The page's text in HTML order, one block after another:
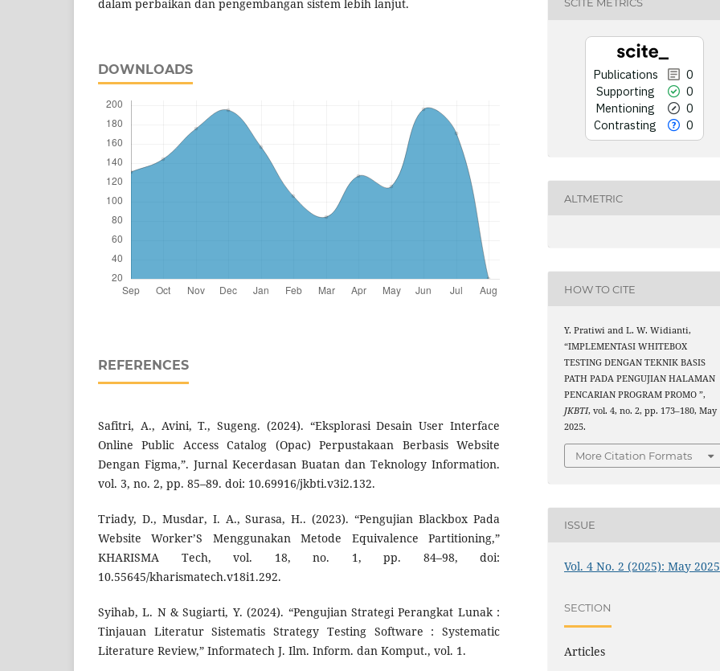
dalam perbaikan dan pengembangan sistem lebih lanjut.
DOWNLOADS
REFERENCES
Safitri, A., Avini, T., Sugeng. (2024). “Eksplorasi Desain User Interface
Online Public Access Catalog (Opac) Perpustakaan Berbasis Website
Dengan Figma,”. Jurnal Kecerdasan Buatan dan Teknology Information.
vol. 3, no. 2, pp. 85–89. doi: 10.69916/jkbti.v3i2.132.
Triady, D., Musdar, I. A., Surasa, H.. (2023). “Pengujian Blackbox Pada
Website Worker’S Menggunakan Metode Equivalence Partitioning,”
KHARISMA Tech, vol. 18, no. 1, pp. 84–98, doi:
10.55645/kharismatech.v18i1.292.
Syihab, L. N & Sugiarti, Y. (2024). “Pengujian Strategi Perangkat Lunak :
Tinjauan Literatur Sistematis Strategy Testing Software : Systematic
Literature Review,” Informatech J. Ilm. Inform. dan Komput., vol. 1.
Publications
0
Supporting
0
Mentioning
0
Contrasting
0
ALTMETRIC
HOW TO CITE
Y. Pratiwi and L. W. Widianti,
“IMPLEMENTASI WHITEBOX
TESTING DENGAN TEKNIK BASIS
PATH PADA PENGUJIAN HALAMAN
PENCARIAN PROGRAM PROMO ”,
JKBTI, vol. 4, no. 2, pp. 173–180, May
2025.
More Citation Formats
ISSUE
Vol. 4 No. 2 (2025): May 2025
SECTION
Articles